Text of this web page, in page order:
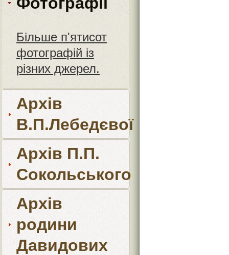
Більше п'ятисот
фотографій із
різних джерел.
Архів
В.П.Лебедєвої
Архів П.П.
Сокольського
Архів
родини
Давидових